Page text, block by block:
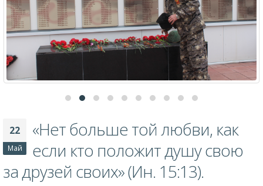
22
Май
«Нет больше той любви, как
если кто положит душу свою
за друзей своих» (Ин. 15:13).